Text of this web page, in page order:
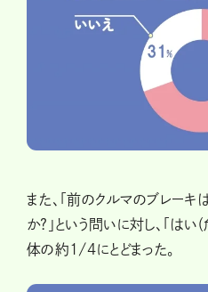
また、「前のクルマのブレー
か?」という問いに対し、「はい
体の約1/4にとどまった。